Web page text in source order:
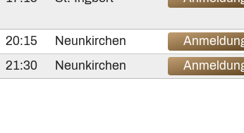
20:15 Neunkirchen
21:30 Neunkirchen